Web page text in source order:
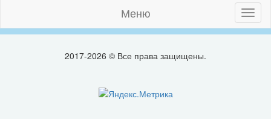
Меню
2017-2026 © Все права защищены.